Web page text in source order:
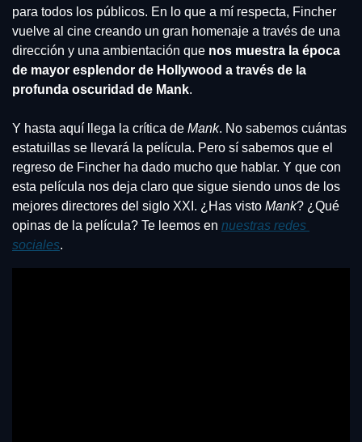
para todos los públicos. En lo que a mí respecta, Fincher
vuelve al cine creando un gran homenaje a través de una
dirección y una ambientación que nos muestra la época
de mayor esplendor de Hollywood a través de la
profunda oscuridad de Mank.
Y hasta aquí llega la crítica de Mank. No sabemos cuántas
estatuillas se llevará la película. Pero sí sabemos que el
regreso de Fincher ha dado mucho que hablar. Y que con
esta película nos deja claro que sigue siendo unos de los
mejores directores del siglo XXI. ¿Has visto Mank? ¿Qué
opinas de la película? Te leemos en nuestras redes
sociales.